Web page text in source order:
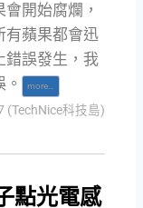
開始腐爛，
有蘋果都會迅
錯誤發生，我
more…
科技島)
點光電感